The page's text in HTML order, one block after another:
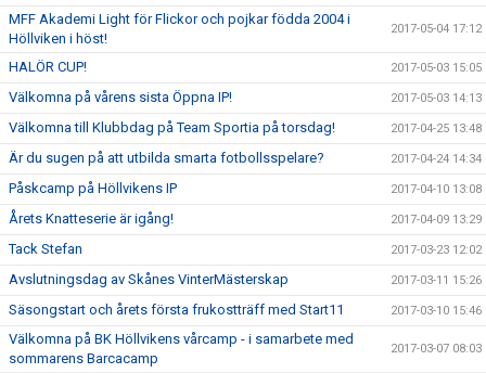
MFF Akademi Light för Flickor och pojkar födda 2004 i
Höllviken i höst!
2017-05-04 17:12
HALÖR CUP! 2017-05-03 15:05
Välkomna på vårens sista Öppna IP! 2017-05-03 14:13
Välkomna till Klubbdag på Team Sportia på torsdag! 2017-04-25 13:48
Är du sugen på att utbilda smarta fotbollsspelare? 2017-04-24 14:34
Påskcamp på Höllvikens IP 2017-04-10 13:08
Årets Knatteserie är igång! 2017-04-09 13:29
Tack Stefan 2017-03-23 12:02
Avslutningsdag av Skånes VinterMästerskap 2017-03-11 15:26
Säsongstart och årets första frukostträff med Start11 2017-03-10 15:46
Välkomna på BK Höllvikens vårcamp - i samarbete med
sommarens Barcacamp
2017-03-07 08:03